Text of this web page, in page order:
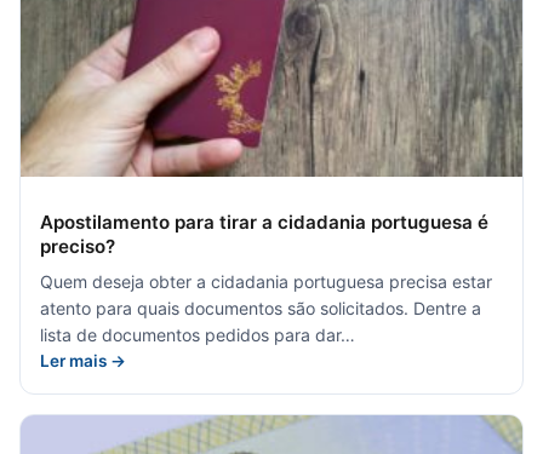
Apostilamento para tirar a cidadania portuguesa é
preciso?
Quem deseja obter a cidadania portuguesa precisa estar
atento para quais documentos são solicitados. Dentre a
lista de documentos pedidos para dar…
Ler mais →